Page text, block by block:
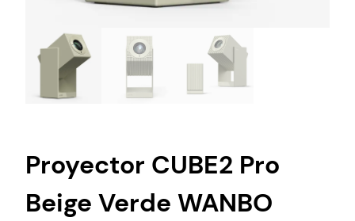
Proyector CUBE2 Pro
Beige Verde WANBO